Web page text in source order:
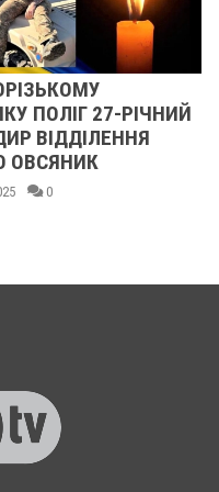
ПОЛІГ 27-РІЧНИЙ
ВІДДІЛЕННЯ
ОВСЯНИК
0